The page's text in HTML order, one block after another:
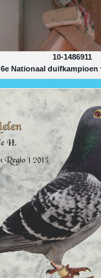
10-1486911
6e Nationaal duifkampioen